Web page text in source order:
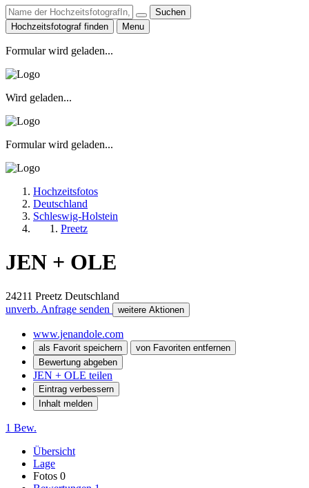
Suchen
Hochzeitsfotograf finden
Menu
Formular wird geladen...
Wird geladen...
Formular wird geladen...
Hochzeitsfotos
Deutschland
Schleswig-Holstein
Preetz
JEN + OLE
24211 Preetz Deutschland
unverb. Anfrage senden
weitere Aktionen
www.jenandole.com
als Favorit speichern
von Favoriten entfernen
Bewertung abgeben
JEN + OLE teilen
Eintrag verbessern
Inhalt melden
1 Bew.
Übersicht
Lage
Fotos 0